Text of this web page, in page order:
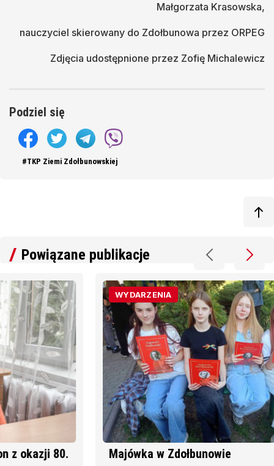
Małgorzata Krasowska,
nauczyciel skierowany do Zdołbunowa przez ORPEG
Zdjęcia udostępnione przez Zofię Michalewicz
Podziel się
#TKP Ziemi Zdołbunowskiej
Powiązane publikacje
WYDARZENIA
Majówka w Zdołbunowie